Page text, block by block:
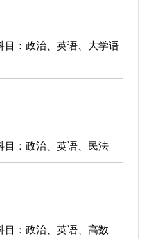
目：政治、英语、大学语
目：政治、英语、民法
目：政治、英语、高数